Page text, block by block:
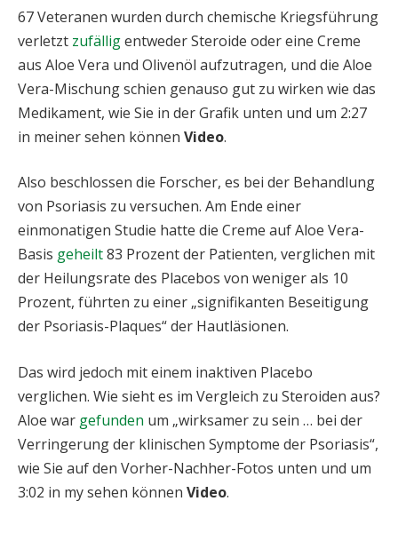
67 Veteranen wurden durch chemische Kriegsführung
verletzt zufälligentweder Steroide oder eine Creme
aus Aloe Vera und Olivenöl aufzutragen, und die Aloe
Vera-Mischung schien genauso gut zu wirken wie das
Medikament, wie Sie in der Grafik unten und um 2:27
in meiner sehen können Video.
Also beschlossen die Forscher, es bei der Behandlung
von Psoriasis zu versuchen. Am Ende einer
einmonatigen Studie hatte die Creme auf Aloe Vera-
Basis geheilt83 Prozent der Patienten, verglichen mit
der Heilungsrate des Placebos von weniger als 10
Prozent, führten zu einer „signifikanten Beseitigung
der Psoriasis-Plaques“ der Hautläsionen.
Das wird jedoch mit einem inaktiven Placebo
verglichen. Wie sieht es im Vergleich zu Steroiden aus?
Aloe war gefunden um „wirksamer zu sein … bei der
Verringerung der klinischen Symptome der Psoriasis“,
wie Sie auf den Vorher-Nachher-Fotos unten und um
3:02 in my sehen können Video.